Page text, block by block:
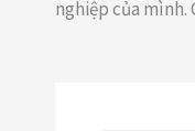
nghiệp của mình.